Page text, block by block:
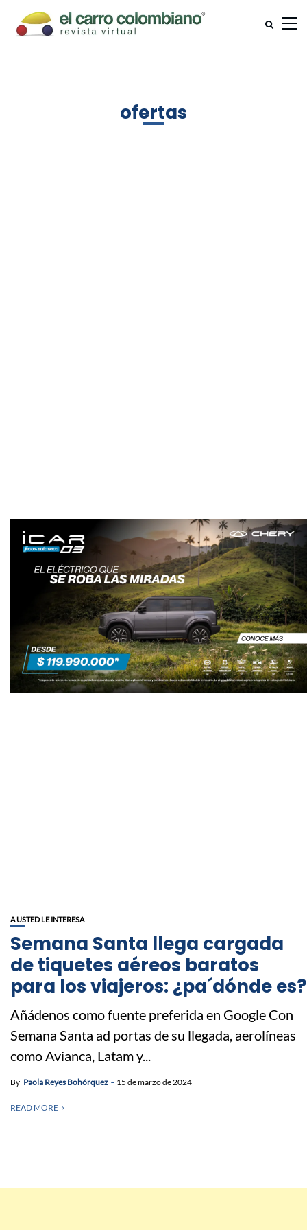
ofertas
A USTED LE INTERESA
Semana Santa llega cargada
de tiquetes aéreos baratos
para los viajeros: ¿pa´dónde es?
Añádenos como fuente preferida en Google Con
Semana Santa ad portas de su llegada, aerolíneas
como Avianca, Latam y...
By Paola Reyes Bohórquez 15 de marzo de 2024
READ MORE